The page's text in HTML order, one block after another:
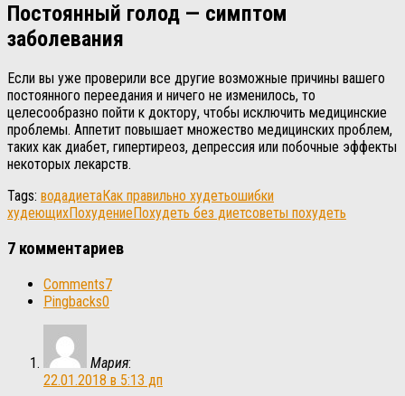
Постоянный голод — симптом
заболевания
Если вы уже проверили все другие возможные причины вашего
постоянного переедания и ничего не изменилось, то
целесообразно пойти к доктору, чтобы исключить медицинские
проблемы. Аппетит повышает множество медицинских проблем,
таких как диабет, гипертиреоз, депрессия или побочные эффекты
некоторых лекарств.
Tags: водадиетаКак правильно худетьошибки
худеющихПохудениеПохудеть без диетсоветы похудеть
7 комментариев
Comments7
Pingbacks0
Мария:
22.01.2018 в 5:13 дп